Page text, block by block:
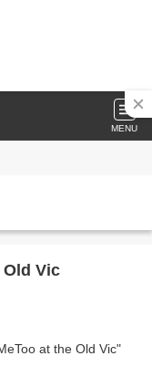
MENU
Old Vic